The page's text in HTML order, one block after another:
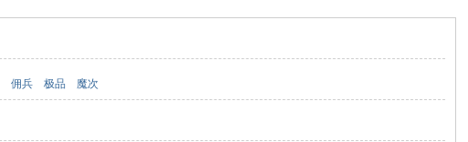
佣兵 极品 魔次